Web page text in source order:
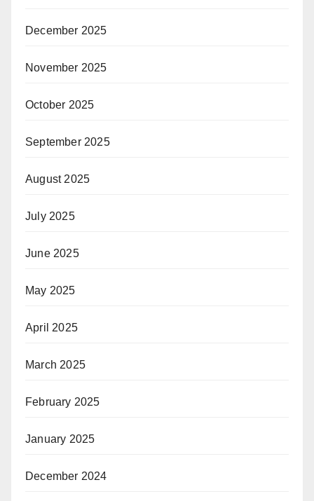
December 2025
November 2025
October 2025
September 2025
August 2025
July 2025
June 2025
May 2025
April 2025
March 2025
February 2025
January 2025
December 2024